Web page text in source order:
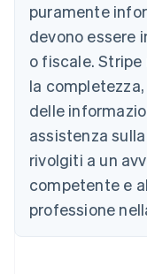
puramente
devono essere
o fiscale.
la
delle
assistenza
rivolgiti a un
competente e
professione
Australia
English
Austria
DeutschEnglish
Belgio
Nederlands
Brasile
Português
Bulgaria
English
Canada
Cina